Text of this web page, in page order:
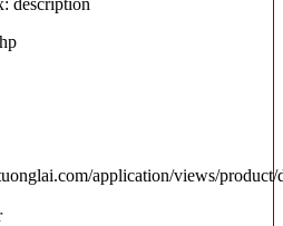
application/views/product/